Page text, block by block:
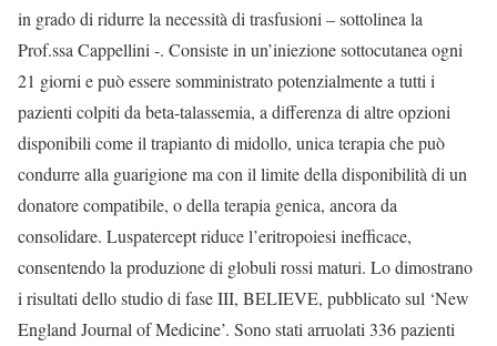
in grado di ridurre la necessità di trasfusioni – sottolinea la
Prof.ssa Cappellini -. Consiste in un’iniezione sottocutanea ogni
21 giorni e può essere somministrato potenzialmente a tutti i
pazienti colpiti da beta-talassemia, a differenza di altre opzioni
disponibili come il trapianto di midollo, unica terapia che può
condurre alla guarigione ma con il limite della disponibilità di un
donatore compatibile, o della terapia genica, ancora da
consolidare. Luspatercept riduce l’eritropoiesi inefficace,
consentendo la produzione di globuli rossi maturi. Lo dimostrano
i risultati dello studio di fase III, BELIEVE, pubblicato sul ‘New
England Journal of Medicine’. Sono stati arruolati 336 pazienti